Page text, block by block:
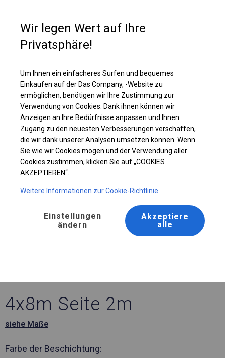
Ein solides Lager- und Garagenzelt | 4x8 m
4x8m Seite 2m
siehe Maße
Farbe der Beschichtung:
Wir legen Wert auf Ihre
Privatsphäre!
Um Ihnen ein einfacheres Surfen und bequemes
Einkaufen auf der Das Company, -Website zu
ermöglichen, benötigen wir Ihre Zustimmung zur
Verwendung von Cookies. Dank ihnen können wir
Anzeigen an Ihre Bedürfnisse anpassen und Ihnen
Zugang zu den neuesten Verbesserungen verschaffen,
die wir dank unserer Analysen umsetzen können. Wenn
Sie wie wir Cookies mögen und der Verwendung aller
Cookies zustimmen, klicken Sie auf „COOKIES
AKZEPTIEREN“.
Weitere Informationen zur Cookie-Richtlinie
Einstellungen
ändern
Akzeptiere
alle